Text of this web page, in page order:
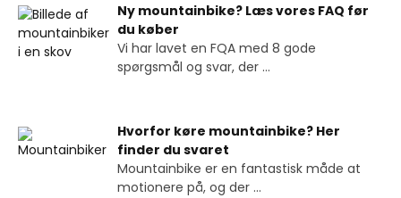
Ny mountainbike? Læs vores FAQ før
du køber
Vi har lavet en FQA med 8 gode
spørgsmål og svar, der ...
Hvorfor køre mountainbike? Her
finder du svaret
Mountainbike er en fantastisk måde at
motionere på, og der ...